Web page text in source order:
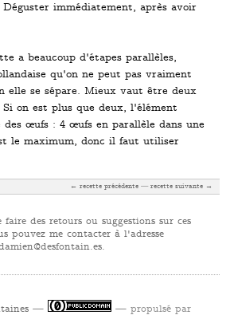
immédiatement, après avoir
a beaucoup d'étapes parallèles,
qu'on ne peut pas vraiment
elle se sépare. Mieux vaut être deux
on est plus que deux, l'élément
œufs : 4 œufs en parallèle dans une
le maximum, donc il faut utiliser
← recette précédente recette suivante →
faire des retours ou suggestions sur ces
pouvez me contacter à l'adresse
.
— — propulsé par